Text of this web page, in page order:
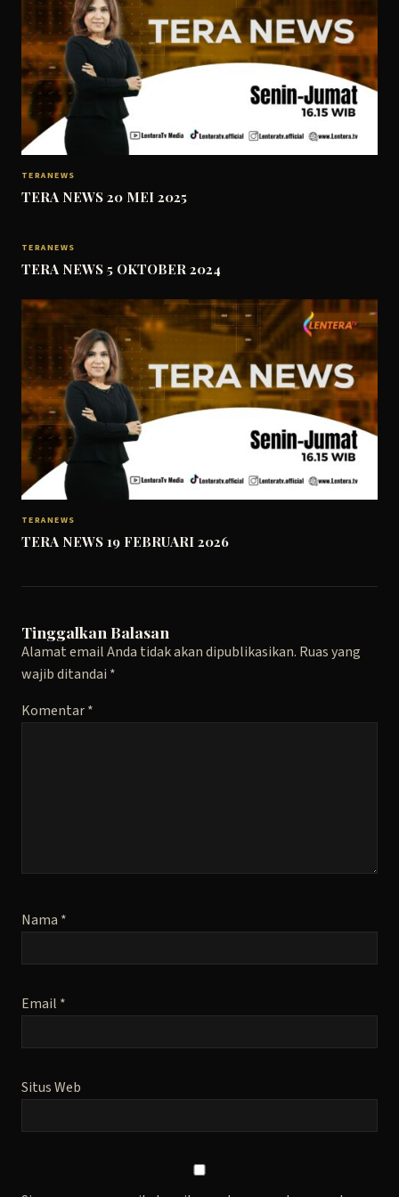
TERANEWS
TERA NEWS 20 MEI 2025
TERANEWS
TERA NEWS 5 OKTOBER 2024
TERANEWS
TERA NEWS 19 FEBRUARI 2026
Tinggalkan Balasan
Alamat email Anda tidak akan dipublikasikan. Ruas yang
wajib ditandai *
Komentar*
Nama *
Email *
Situs Web